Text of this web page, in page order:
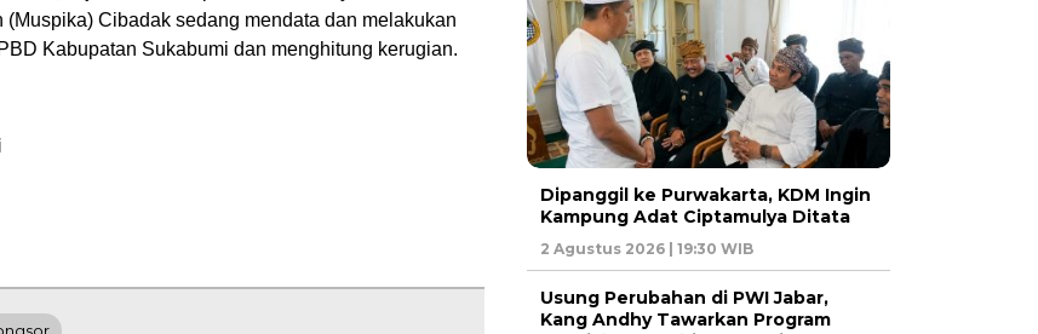
(Muspika) Cibadak sedang mendata dan melakukan
Kabupatan Sukabumi dan menghitung kerugian.
Dipanggil ke Purwakarta, KDM Ingin
Kampung Adat Ciptamulya Ditata
2 Agustus 2026 | 19:30 WIB
Usung Perubahan di PWI Jabar,
Kang Andhy Tawarkan Program